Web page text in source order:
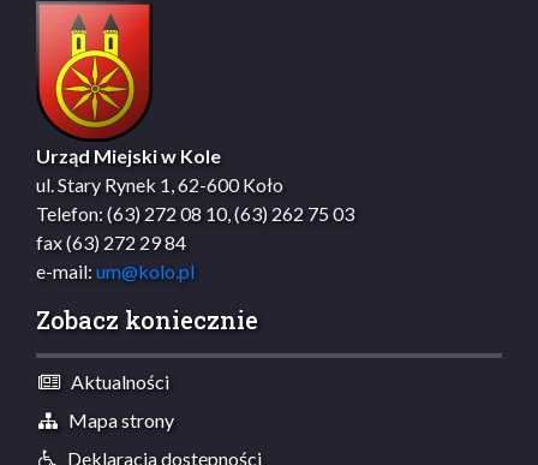
Urząd Miejski w Kole
ul. Stary Rynek 1, 62-600 Koło
Telefon: (63) 272 08 10, (63) 262 75 03
fax (63) 272 29 84
e-mail: um@kolo.pl
Zobacz koniecznie
Aktualności
Mapa strony
Deklaracja dostępności